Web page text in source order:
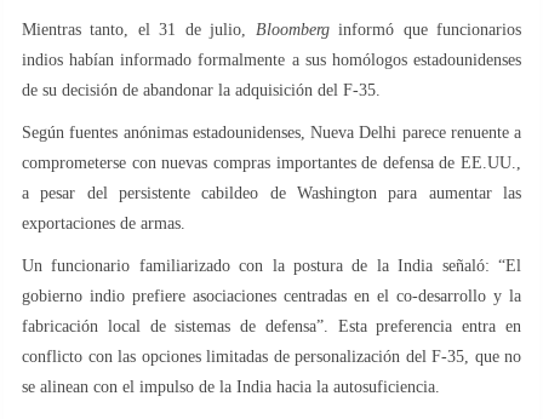
Mientras tanto, el 31 de julio, Bloomberginformó que funcionarios
indios habían informado formalmente a sus homólogos estadounidenses
de su decisión de abandonar la adquisición del F-35.
Según fuentes anónimas estadounidenses, Nueva Delhi parece renuente a
comprometerse con nuevas compras importantes de defensa de EE.UU.,
a pesar del persistente cabildeo de Washington para aumentar las
exportaciones de armas.
Un funcionario familiarizado con la postura de la India señaló: “El
gobierno indio prefiere asociaciones centradas en el co-desarrollo y la
fabricación local de sistemas de defensa”. Esta preferencia entra en
conflicto con las opciones limitadas de personalización del F-35, que no
se alinean con el impulso de la India hacia la autosuficiencia.